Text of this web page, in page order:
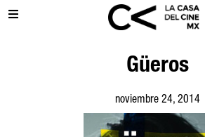
Güeros
noviembre 24, 2014